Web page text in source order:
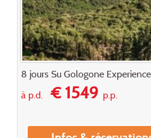
8 jours Su Gologone
à p.d.€ 1549p.p.